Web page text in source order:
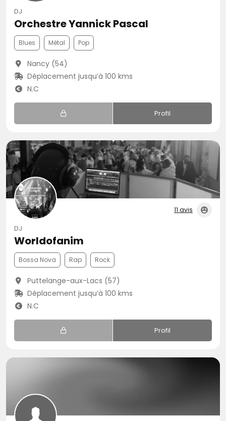
DJ
Orchestre Yannick Pascal
Blues Métal Pop
Nancy (54)
Déplacement jusqu’à 100 kms
N.C
Profil
11 avis
DJ
Worldofanim
Bossa Nova Rap Rock
Puttelange-aux-Lacs (57)
Déplacement jusqu’à 100 kms
N.C
Profil